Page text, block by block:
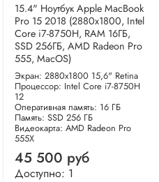
15.4" Ноутбук Apple MacBook
Pro 15 2018 (2880x1800, Intel
Core i7-8750H, RAM 16ГБ,
SSD 256ГБ, AMD Radeon Pro
555, MacOS)
Экран: 2880x1800 15,6" Retina
Процессор: Intel Core i7-8750H
12
Оперативная память: 16 ГБ
Память: SSD 256 ГБ
Видеокарта: AMD Radeon Pro
555X
45 500 руб
Доступно: 1